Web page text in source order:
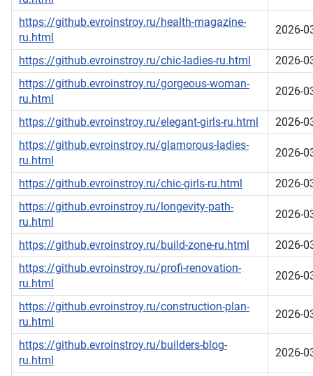
https://github.evroinstroy.ru/health-magazine-
ru.html
2026-
https://github.evroinstroy.ru/chic-ladies-ru.html
2026-
https://github.evroinstroy.ru/gorgeous-woman-
ru.html
2026-
https://github.evroinstroy.ru/elegant-girls-ru.html
2026-
https://github.evroinstroy.ru/glamorous-ladies-
ru.html
2026-
https://github.evroinstroy.ru/chic-girls-ru.html
2026-
https://github.evroinstroy.ru/longevity-path-
ru.html
2026-
https://github.evroinstroy.ru/build-zone-ru.html
2026-
https://github.evroinstroy.ru/profi-renovation-
ru.html
2026-
https://github.evroinstroy.ru/construction-plan-
ru.html
2026-
https://github.evroinstroy.ru/builders-blog-
ru.html
2026-